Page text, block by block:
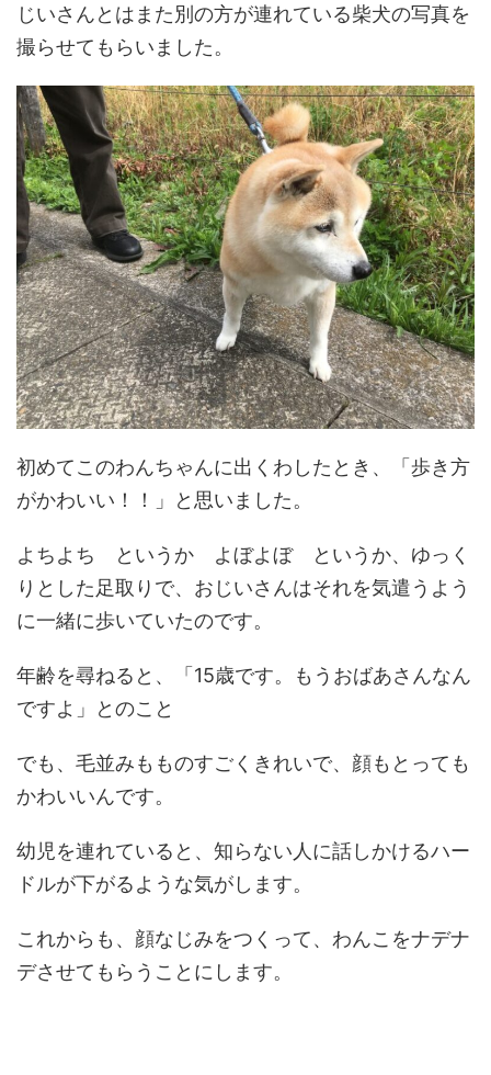
じいさんとはまた別の方が連れている柴犬の写真を
撮らせてもらいました。
初めてこのわんちゃんに出くわしたとき、「歩き方
がかわいい！！」と思いました。
よちよち というか よぼよぼ というか、ゆっく
りとした足取りで、おじいさんはそれを気遣うよう
に一緒に歩いていたのです。
年齢を尋ねると、「15歳です。もうおばあさんなん
ですよ」とのこと
でも、毛並みもものすごくきれいで、顔もとっても
かわいいんです。
幼児を連れていると、知らない人に話しかけるハー
ドルが下がるような気がします。
これからも、顔なじみをつくって、わんこをナデナ
デさせてもらうことにします。